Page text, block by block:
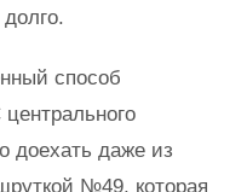
способ
доехать даже из
№49, которая